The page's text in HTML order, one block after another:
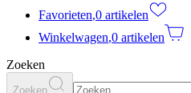
Favorieten,0 artikelen
Winkelwagen,0 artikelen
Zoeken
Zoeken